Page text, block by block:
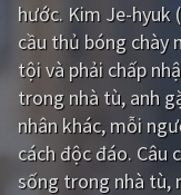
Phiêu lưu
Viễn tưởng
Hoạt hình
Tình cảm - Lãng mạn
hước. Kim Je-hyuk
cầu thủ bóng chày
tội và phải chấp
trong nhà tù, anh
nhân khác, mỗi
cách độc đáo. Câu
sống trong nhà tù,